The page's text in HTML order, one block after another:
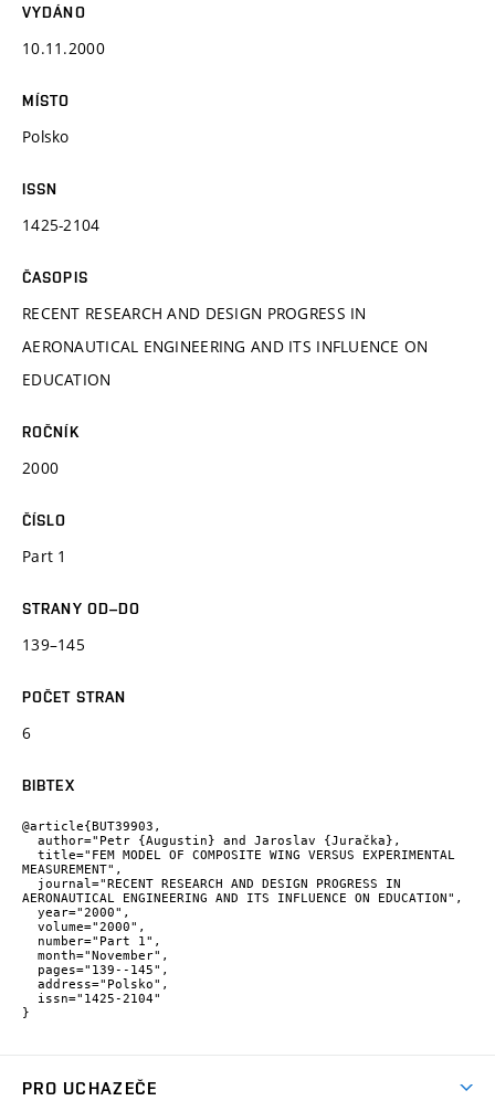
VYDÁNO
10.11.2000
MÍSTO
Polsko
ISSN
1425-2104
ČASOPIS
RECENT RESEARCH AND DESIGN PROGRESS IN
AERONAUTICAL ENGINEERING AND ITS INFLUENCE ON
EDUCATION
ROČNÍK
2000
ČÍSLO
Part 1
STRANY OD–DO
139–145
POČET STRAN
6
BIBTEX
@article{BUT39903,
MEASUREMENT",
AERONAUTICAL ENGINEERING AND ITS INFLUENCE ON EDUCATION",
}
PRO UCHAZEČE